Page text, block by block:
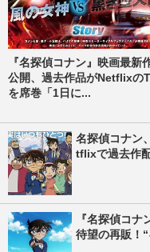
『名探偵コナン』映画最新
公開、過去作品がNetflixの
を席巻「1日に...
名探偵コナン
tflixで過去作
『名探偵コ
待望の再販！